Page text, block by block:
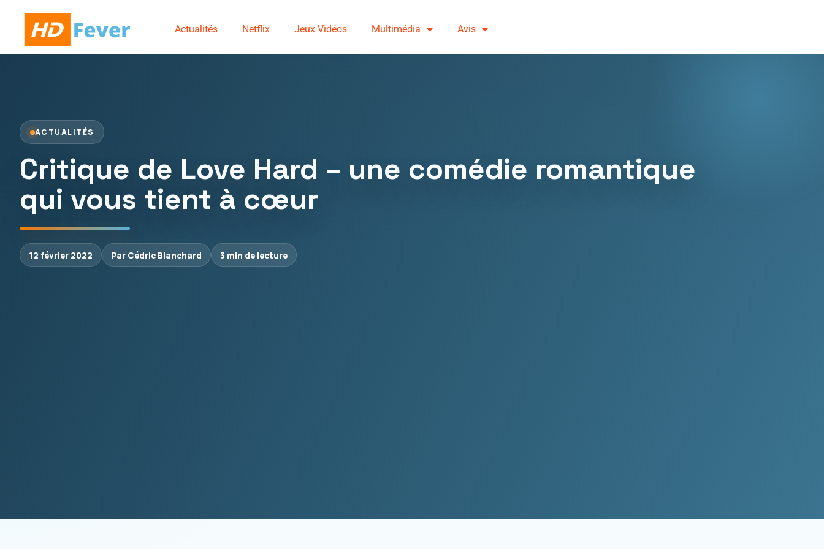
Actualités Netflix Jeux Vidéos Multimédia Avis
ACTUALITÉS
Critique de Love Hard – une comédie romantique
qui vous tient à cœur
12 février 2022 Par Cédric Blanchard 3 min de lecture